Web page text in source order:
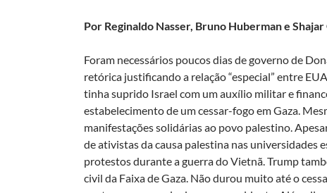
Por Reginaldo Nasser, Bruno Huberman e
Foram necessários poucos dias de governo de
retórica justificando a relação “especial” entre
tinha suprido Israel com um auxílio militar e
estabelecimento de um cessar-fogo em Gaza.
manifestações solidárias ao povo palestino.
de ativistas da causa palestina nas universidades
protestos durante a guerra do Vietnã. Trump
civil da Faixa de Gaza. Não durou muito até o